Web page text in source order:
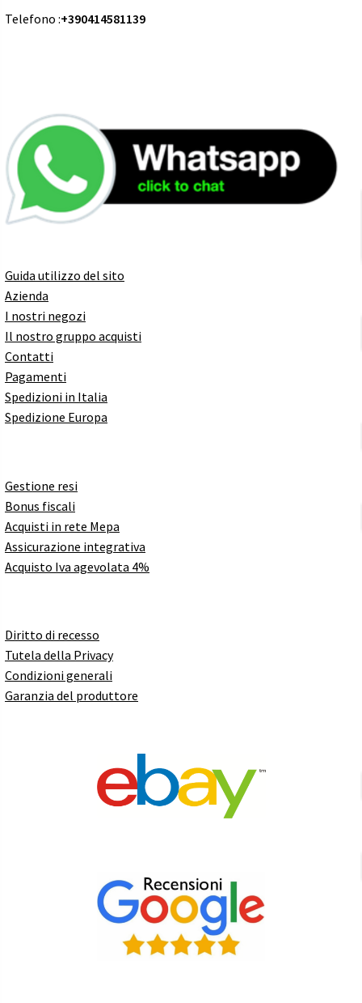
Telefono :+390414581139
Guida utilizzo del sito
Azienda
I nostri negozi
Il nostro gruppo acquisti
Contatti
Pagamenti
Spedizioni in Italia
Spedizione Europa
Gestione resi
Bonus fiscali
Acquisti in rete Mepa
Assicurazione integrativa
Acquisto Iva agevolata 4%
Diritto di recesso
Tutela della Privacy
Condizioni generali
Garanzia del produttore